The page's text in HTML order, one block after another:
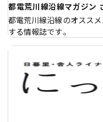
都電荒川線沿線マガジン
都電荒川線沿線のオスス
する情報誌です。